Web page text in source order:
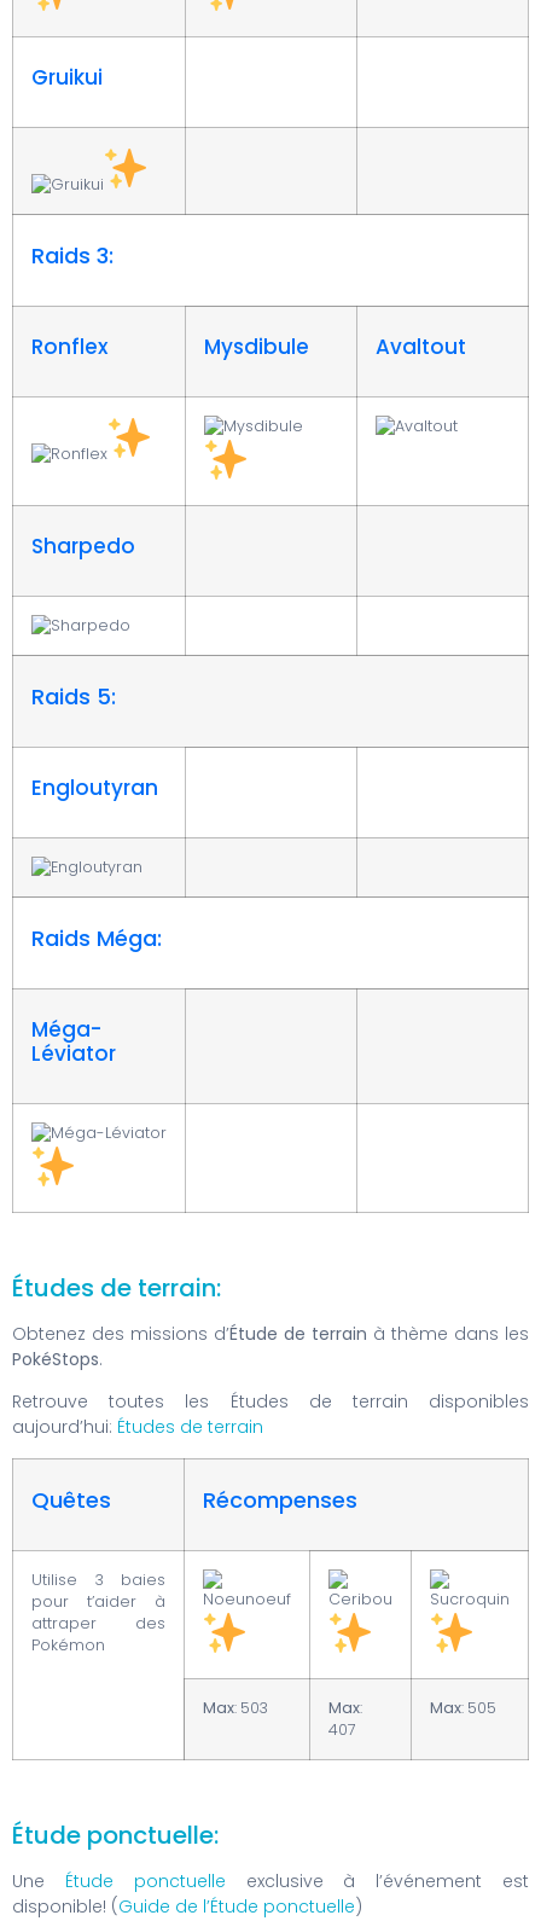
Gruikui
Raids 3:
Ronflex Mysdibule Avaltout
Sharpedo
Raids 5:
Engloutyran
Raids Méga:
Méga-
Léviator
Études de terrain:
Obtenez des missions d’Étude de terrain à thème dans les
PokéStops.
Retrouve toutes les Études de terrain disponibles
aujourd’hui: Études de terrain
Quêtes Récompenses
Utilise 3 baies
pour t’aider à
attraper des
Pokémon
Max: 503 Max:
407
Max: 505
Étude ponctuelle:
Une Étude ponctuelle exclusive à l’événement est
disponible! (Guide de l’Étude ponctuelle)